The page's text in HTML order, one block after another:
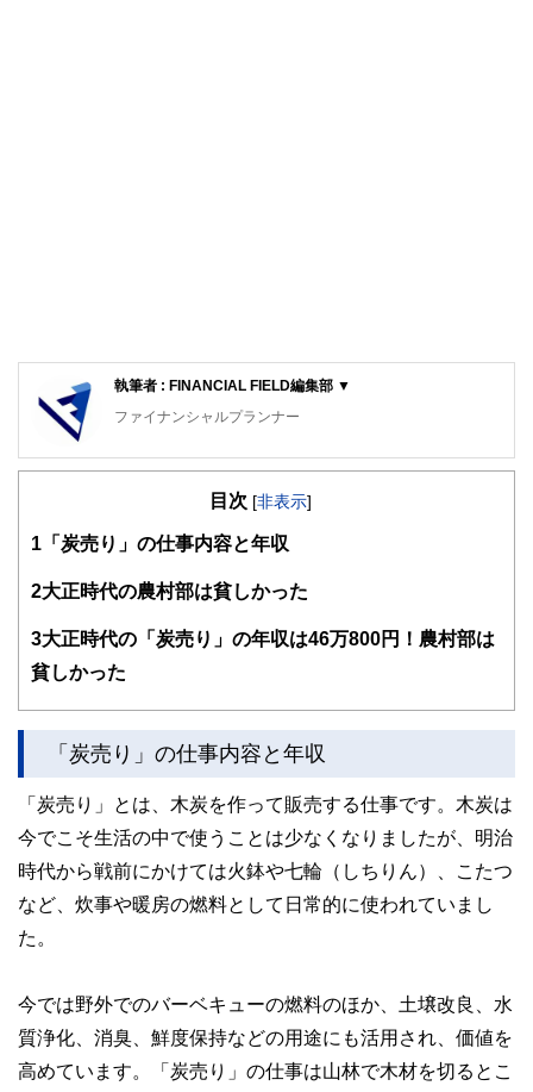
執筆者 : FINANCIAL FIELD編集部 ▼
ファイナンシャルプランナー
FinancialField編集部は、金融、経済に関する記事を、日々
知識がない方でも理解できるようわかりやすく発信していま
得者を中心に「お金や暮らし」に関する書籍・雑誌の編集経
験者で構成され、企画立案から記事掲載まですべての工程に
FinancialFieldの特徴は、ファイナンシャルプランナー、弁
ドバイザー、DCプランナー、公認会計士、社会保険労務
士、行政書士、投資アナリスト、キャリアコンサルタントな
ど150名以上の有資格者を執筆者・監修者として迎え、むず
をわかりやすく発信している点です。
このように編集経験豊富なメンバーと金融や経済に精通した
やすさはもちろんのこと、読み応えのあるコンテンツと確か
な情報発信を実現しています。
目次 [非表示]
1 「炭売り」の仕事内容と年収
2大正時代の農村部は貧しかった
3大正時代の「炭売り」の年収は46万800円！農村部は
貧しかった
「炭売り」の仕事内容と年収
「炭売り」とは、木炭を作って販売する仕事です。木炭は
今でこそ生活の中で使うことは少なくなりましたが、明治
時代から戦前にかけては火鉢や七輪（しちりん）、こたつ
など、炊事や暖房の燃料として日常的に使われていまし
た。
今では野外でのバーベキューの燃料のほか、土壌改良、水
質浄化、消臭、鮮度保持などの用途にも活用され、価値を
高めています。「炭売り」の仕事は山林で木材を切るとこ